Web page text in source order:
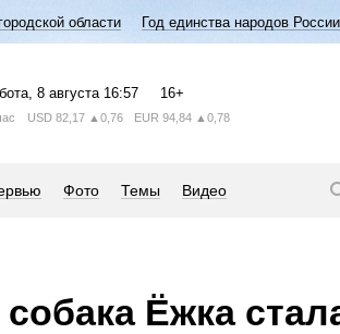
области Год единства народов России
, 8 августа 16:57 16+
USD 82,17 ▲0,76 EUR 94,84 ▲0,78
Фото Темы Видео
Ёжка